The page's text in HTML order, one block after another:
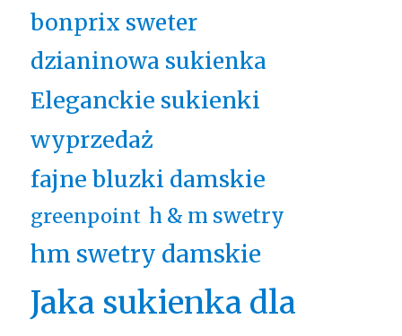
bonprix sweter
dzianinowa sukienka
Eleganckie sukienki
wyprzedaż
fajne bluzki damskie
greenpoint h & m swetry
hm swetry damskie
Jaka sukienka dla